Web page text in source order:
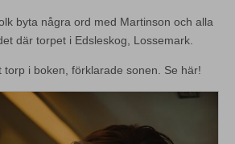
byta några ord med Martinson och alla
där torpet i Edsleskog, Lossemark.
torp i boken, förklarade sonen. Se här!